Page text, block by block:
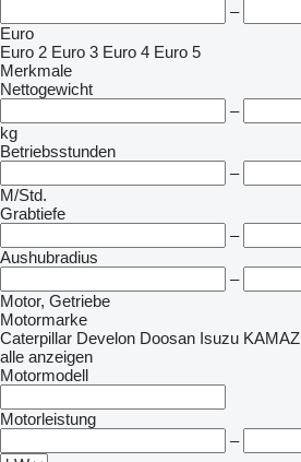
–
Euro
Euro 2 Euro 3 Euro 4 Euro 5
Merkmale
Nettogewicht
–
kg
Betriebsstunden
–
M/Std.
Grabtiefe
–
Aushubradius
–
Motor, Getriebe
Motormarke
Caterpillar Develon Doosan Isuzu KAMAZ
alle anzeigen
Motormodell
Motorleistung
–